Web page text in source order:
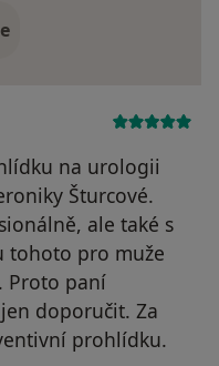
na urologii
Šturcové.
ale také s
tohoto pro muže
Proto paní
doporučit. Za
prohlídku.